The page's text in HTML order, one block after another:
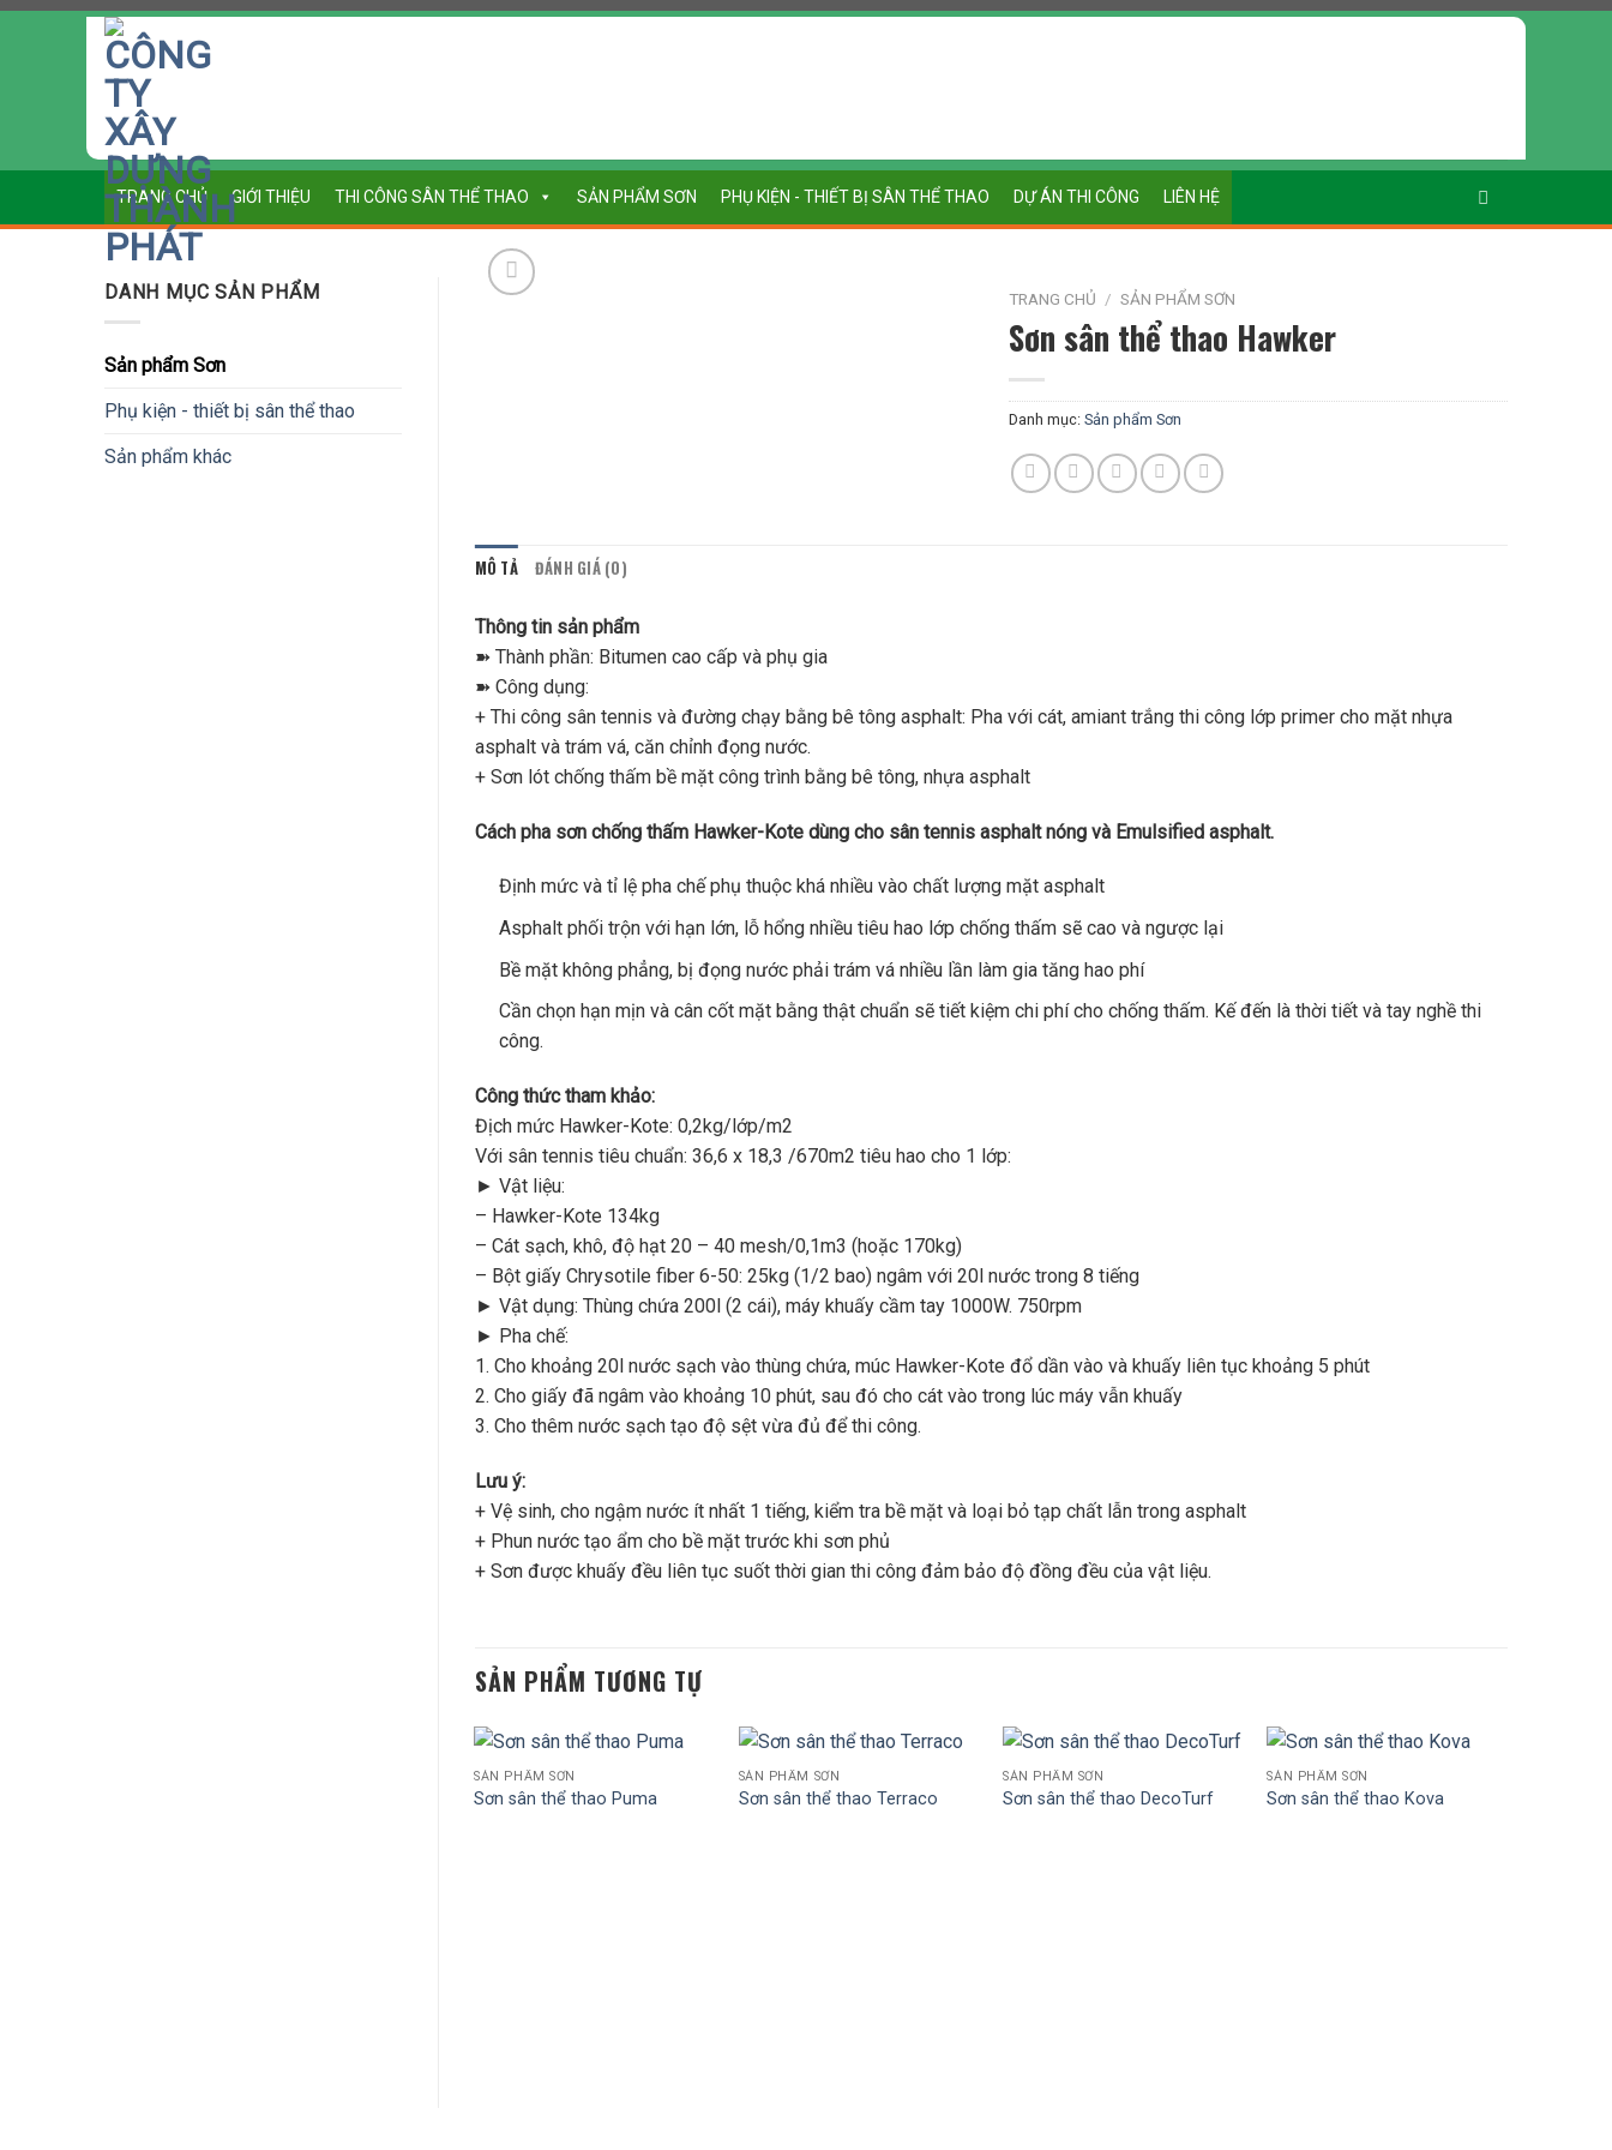
TRANG CHỦ GIỚI THIỆU THI CÔNG SÂN THỂ THAO SẢN PHẨM SƠN PHỤ KIỆN - THIẾT BỊ SÂN THỂ THAO DỰ ÁN THI CÔNG LIÊN HỆ
DANH MỤC SẢN PHẨM
Sản phẩm Sơn
Phụ kiện - thiết bị sân thể thao
Sản phẩm khác
TRANG CHỦ / SẢN PHẨM SƠN
Sơn sân thể thao Hawker
Danh mục:Sản phẩm Sơn
MÔ TẢ ĐÁNH GIÁ (0)
Thông tin sản phẩm
➽ Thành phần: Bitumen cao cấp và phụ gia
➽ Công dụng:
+ Thi công sân tennis và đường chạy bằng bê tông asphalt: Pha với cát, amiant trắng thi công lớp primer cho mặt nhựa
asphalt và trám vá, căn chỉnh đọng nước.
+ Sơn lót chống thấm bề mặt công trình bằng bê tông, nhựa asphalt
Cách pha sơn chống thấm Hawker-Kote dùng cho sân tennis asphalt nóng và Emulsified asphalt.
Định mức và tỉ lệ pha chế phụ thuộc khá nhiều vào chất lượng mặt asphalt
Asphalt phối trộn với hạn lớn, lỗ hổng nhiều tiêu hao lớp chống thấm sẽ cao và ngược lại
Bề mặt không phẳng, bị đọng nước phải trám vá nhiều lần làm gia tăng hao phí
Cần chọn hạn mịn và cân cốt mặt bằng thật chuẩn sẽ tiết kiệm chi phí cho chống thấm. Kế đến là thời tiết và tay nghề thi
công.
Công thức tham khảo:
Địch mức Hawker-Kote: 0,2kg/lớp/m2
Với sân tennis tiêu chuẩn: 36,6 x 18,3 /670m2 tiêu hao cho 1 lớp:
► Vật liệu:
– Hawker-Kote 134kg
– Cát sạch, khô, độ hạt 20 – 40 mesh/0,1m3 (hoặc 170kg)
– Bột giấy Chrysotile fiber 6-50: 25kg (1/2 bao) ngâm với 20l nước trong 8 tiếng
► Vật dụng: Thùng chứa 200l (2 cái), máy khuấy cầm tay 1000W. 750rpm
► Pha chế:
1. Cho khoảng 20l nước sạch vào thùng chứa, múc Hawker-Kote đổ dần vào và khuấy liên tục khoảng 5 phút
2. Cho giấy đã ngâm vào khoảng 10 phút, sau đó cho cát vào trong lúc máy vẫn khuấy
3. Cho thêm nước sạch tạo độ sệt vừa đủ để thi công.
Lưu ý:
+ Vệ sinh, cho ngậm nước ít nhất 1 tiếng, kiểm tra bề mặt và loại bỏ tạp chất lẫn trong asphalt
+ Phun nước tạo ẩm cho bề mặt trước khi sơn phủ
+ Sơn được khuấy đều liên tục suốt thời gian thi công đảm bảo độ đồng đều của vật liệu.
SẢN PHẨM TƯƠNG TỰ
SẢN PHẨM SƠN
Sơn sân thể thao Puma
SẢN PHẨM SƠN
Sơn sân thể thao Terraco
SẢN PHẨM SƠN
Sơn sân thể thao DecoTurf
SẢN PHẨM SƠN
Sơn sân thể thao Kova